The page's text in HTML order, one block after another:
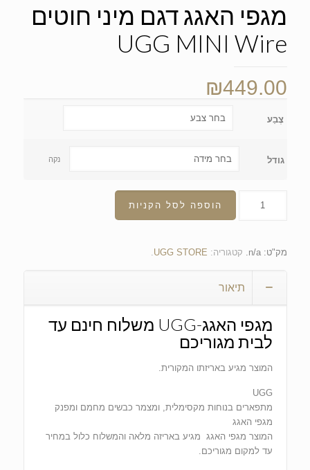
מגפי האגג דגם מיני חוטים
UGG MINI Wire
₪449.00
צֶבַע
גודל נקה
הוספה לסל הקניות
מק"ט:n/a
. קטגוריה: UGG STORE
.
תיאור
מגפי האגג-UGG משלוח חינם עד
לבית מגוריכם
המוצר מגיע באריזתו המקורית.
UGG
מתפארים בנוחות מקסימלית, ומצמר כבשים מחמם ומפנק
מגפי האגג
המוצר מגפי האגג מגיע באריזה מלאה והמשלוח כלול במחיר
עד למקום מגוריכם.